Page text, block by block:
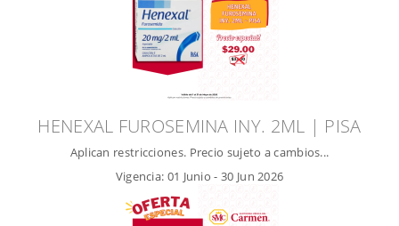
HENEXAL FUROSEMINA INY. 2ML | PISA
Aplican restricciones. Precio sujeto a cambios...
Vigencia: 01 Junio - 30 Jun 2026